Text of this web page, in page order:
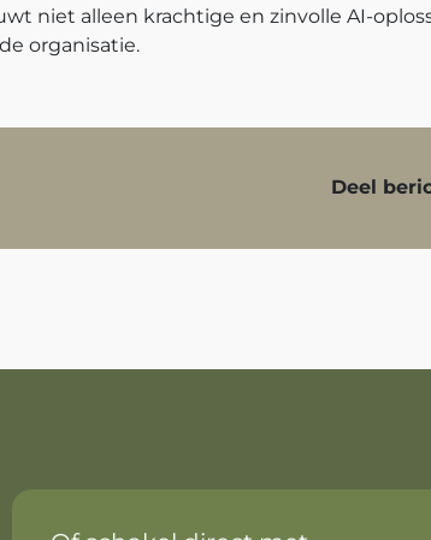
niet alleen krachtige en zinvolle AI-
organisatie.
Deel